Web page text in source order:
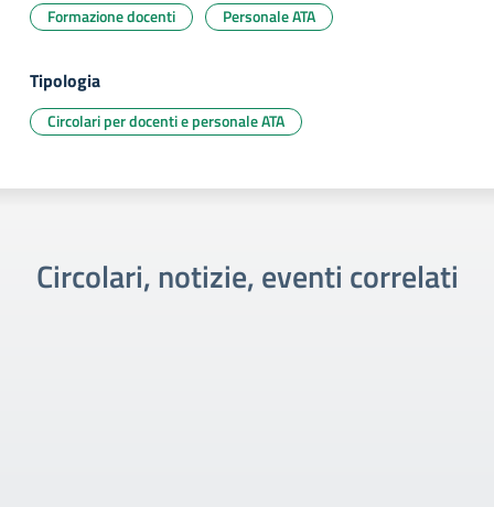
Formazione docenti Personale ATA
Tipologia
Circolari per docenti e personale ATA
Circolari, notizie, eventi correlati